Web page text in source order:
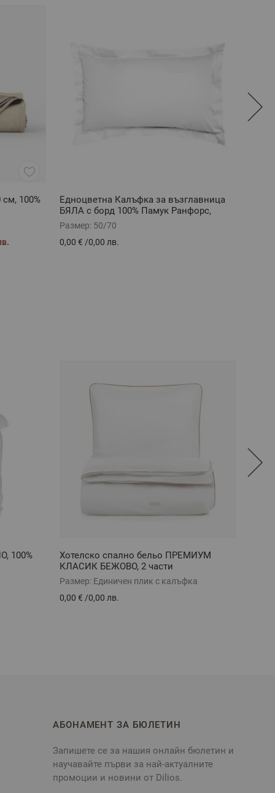
100%
Едноцветна Калъфка за възглавница
БЯЛА с борд 100% Памук Ранфорс,
50/70
Размер: 50/70
0,00 € /0,00 лв.
100%
Хотелско спално бельо ПРЕМИУМ
КЛАСИК БЕЖОВО, 2 части
Размер: Единичен плик с калъфка
0,00 € /0,00 лв.
АБОНАМЕНТ ЗА БЮЛЕТИН
Запишете се за нашия онлайн бюлетин и
научавайте първи за най-актуалните
промоции и новини от Dilios.